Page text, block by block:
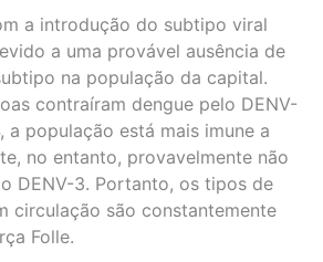
a introdução do subtipo viral
a uma provável ausência de
na população da capital.
contraíram dengue pelo DENV-
a população está mais imune a
no entanto, provavelmente não
DENV-3. Portanto, os tipos de
circulação são constantemente
Folle.